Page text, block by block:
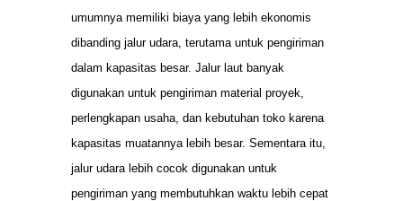
umumnya memiliki biaya yang lebih ekonomis
dibanding jalur udara, terutama untuk pengiriman
dalam kapasitas besar. Jalur laut banyak
digunakan untuk pengiriman material proyek,
perlengkapan usaha, dan kebutuhan toko karena
kapasitas muatannya lebih besar. Sementara itu,
jalur udara lebih cocok digunakan untuk
pengiriman yang membutuhkan waktu lebih cepat